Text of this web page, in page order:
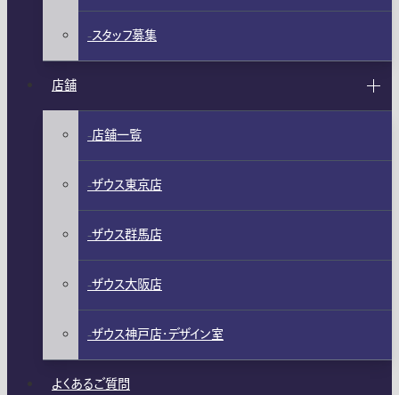
スタッフ募集
店舗
店舗一覧
ザウス東京店
ザウス群馬店
ザウス大阪店
ザウス神戸店・デザイン室
よくあるご質問